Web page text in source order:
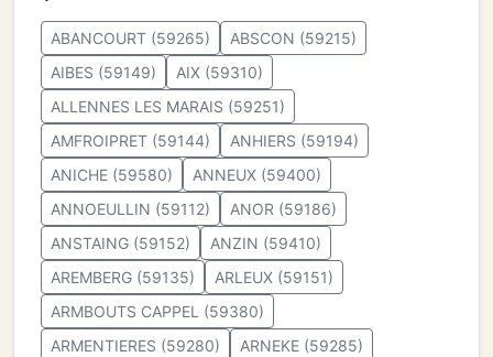
ABANCOURT (59265)
ABSCON (59215)
AIBES (59149)
AIX (59310)
ALLENNES LES MARAIS (59251)
AMFROIPRET (59144)
ANHIERS (59194)
ANICHE (59580)
ANNEUX (59400)
ANNOEULLIN (59112)
ANOR (59186)
ANSTAING (59152)
ANZIN (59410)
AREMBERG (59135)
ARLEUX (59151)
ARMBOUTS CAPPEL (59380)
ARMENTIERES (59280)
ARNEKE (59285)